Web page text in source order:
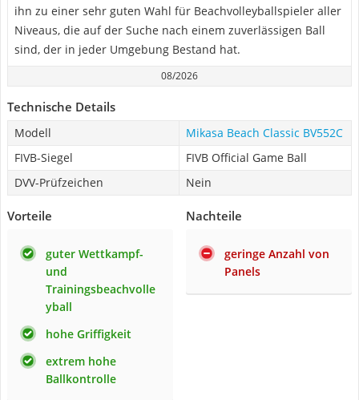
ihn zu einer sehr guten Wahl für Beachvolleyballspieler aller
Niveaus, die auf der Suche nach einem zuverlässigen Ball
sind, der in jeder Umgebung Bestand hat.
08/2026
Technische Details
Modell
Mikasa Beach Classic BV552C
FIVB-Siegel
FIVB Official Game Ball
DVV-Prüfzeichen
Nein
Vorteile
guter Wettkampf-
und
Trainingsbeachvolle
yball
hohe Griffigkeit
extrem hohe
Ballkontrolle
Nachteile
geringe Anzahl von
Panels